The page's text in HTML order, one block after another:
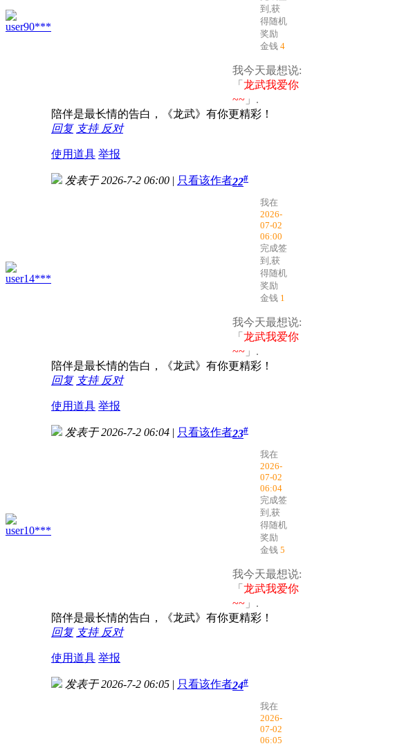
user90***
到,获
得随机
奖励
金钱 4
我今天最想说:
「 龙武我爱你
~~ 」.
陪伴是最长情的告白，《龙武》有你更精彩！
回复 支持 反对
使用道具 举报
user14***
发表于 2026-7-2 06:00 | 只看该作者22#
我在
2026-
07-02
06:00
完成签
到,获
得随机
奖励
金钱 1
我今天最想说:
「 龙武我爱你
~~ 」.
陪伴是最长情的告白，《龙武》有你更精彩！
回复 支持 反对
使用道具 举报
user10***
发表于 2026-7-2 06:04 | 只看该作者23#
我在
2026-
07-02
06:04
完成签
到,获
得随机
奖励
金钱 5
我今天最想说:
「 龙武我爱你
~~ 」.
陪伴是最长情的告白，《龙武》有你更精彩！
回复 支持 反对
使用道具 举报
发表于 2026-7-2 06:05 | 只看该作者24#
我在
2026-
07-02
06:05